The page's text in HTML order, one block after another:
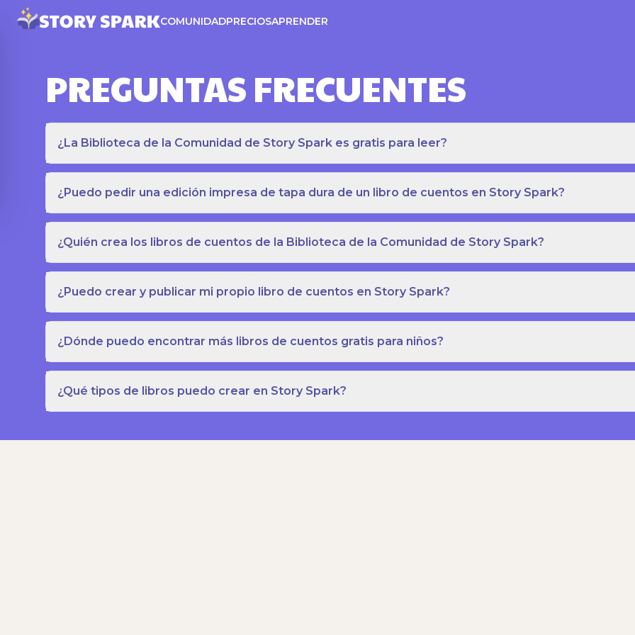
COMUNIDADPRECIOSAPRENDER
PREGUNTAS FRECUENTES
¿La Biblioteca de la Comunidad de Story Spark es gratis para leer?
¿Puedo pedir una edición impresa de tapa dura de un libro de cuentos en Story Spark?
¿Quién crea los libros de cuentos de la Biblioteca de la Comunidad de Story Spark?
¿Puedo crear y publicar mi propio libro de cuentos en Story Spark?
¿Dónde puedo encontrar más libros de cuentos gratis para niños?
¿Qué tipos de libros puedo crear en Story Spark?